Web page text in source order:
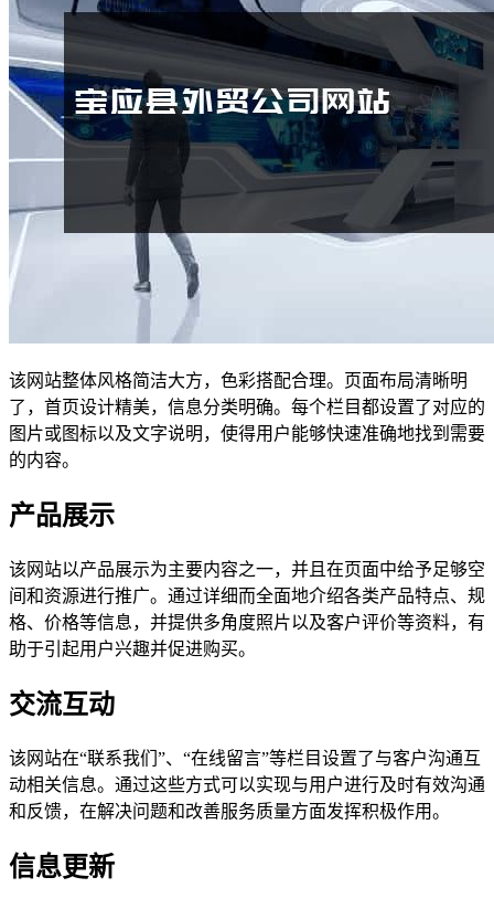
该网站整体风格简洁大方，色彩搭配合理。页面布局清晰明
了，首页设计精美，信息分类明确。每个栏目都设置了对应的
图片或图标以及文字说明，使得用户能够快速准确地找到需要
的内容。
产品展示
该网站以产品展示为主要内容之一，并且在页面中给予足够空
间和资源进行推广。通过详细而全面地介绍各类产品特点、规
格、价格等信息，并提供多角度照片以及客户评价等资料，有
助于引起用户兴趣并促进购买。
交流互动
该网站在“联系我们”、“在线留言”等栏目设置了与客户沟通互
动相关信息。通过这些方式可以实现与用户进行及时有效沟通
和反馈，在解决问题和改善服务质量方面发挥积极作用。
信息更新